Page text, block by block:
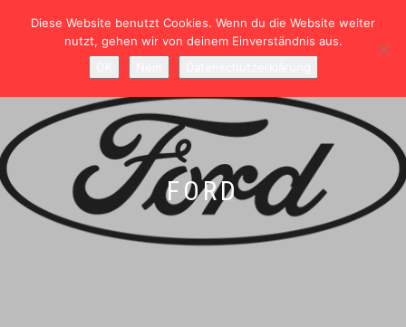
NAVIGATION
0
FORD
Diese Website benutzt Cookies. Wenn du die Website weiter
nutzt, gehen wir von deinem Einverständnis aus.